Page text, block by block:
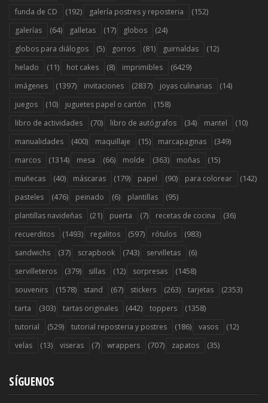
funda de CD (192) galería postres y reposteria (152)
galerías (64) galletas (17) globos (24)
globos para diálogos (5) gorros (81) guirnaldas (12)
helado (11) hot cakes (8) imprimibles (6429)
imágenes (1397) invitaciones (2837) joyas culinarias (14)
juegos (10) juguetes papel o cartón (158)
libro de actividades (70) libro de autógrafos (34) mantel (10)
manualidades (400) maquillaje (15) marcapaginas (349)
marcos (1314) mesa (66) molde (363) moñas (15)
muñecas (40) máscaras (179) papel (90) para colorear (142)
pasteles (476) peinado (6) plantillas (95)
plantillas navideñas (21) puerta (7) recetas de cocina (36)
recuerditos (1493) regalitos (597) rótulos (983)
sandwichs (37) scrapbook (743) servilletas (6)
servilleteros (379) sillas (12) sorpresas (1458)
souvenirs (1578) stand (67) stickers (263) tarjetas (2353)
tarta (303) tartas originales (442) toppers (1358)
tutorial (529) tutorial reposteria y postres (186) vasos (12)
velas (13) viseras (7) wrappers (707) zapatos (35)
SÍGUENOS